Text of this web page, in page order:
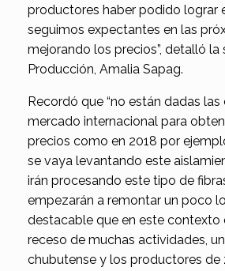
productores haber podido lograr
seguimos expectantes en las
mejorando los precios”, detalló la
Producción, Amalia Sapag.
Recordó que “no están dadas
mercado internacional para
precios como en 2018 por
se vaya levantando este
irán procesando este tipo de
empezarán a remontar un poco
destacable que en este contexto
receso de muchas actividades,
chubutense y los productores de